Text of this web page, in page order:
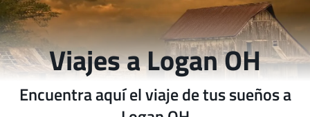
Viajes a Logan OH
Encuentra aquí el viaje de tus sueños a